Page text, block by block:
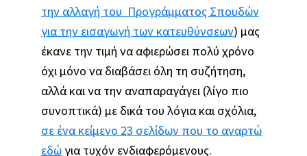
την αλλαγή του Προγράμματος Σπουδών
για την εισαγωγή των κατευθύνσεων) μας
έκανε την τιμή να αφιερώσει πολύ χρόνο
όχι μόνο να διαβάσει όλη τη συζήτηση,
αλλά και να την αναπαραγάγει (λίγο πιο
συνοπτικά) με δικά του λόγια και σχόλια,
σε ένα κείμενο 23 σελίδων που το αναρτώ
εδώγια τυχόν ενδιαφερόμενους.